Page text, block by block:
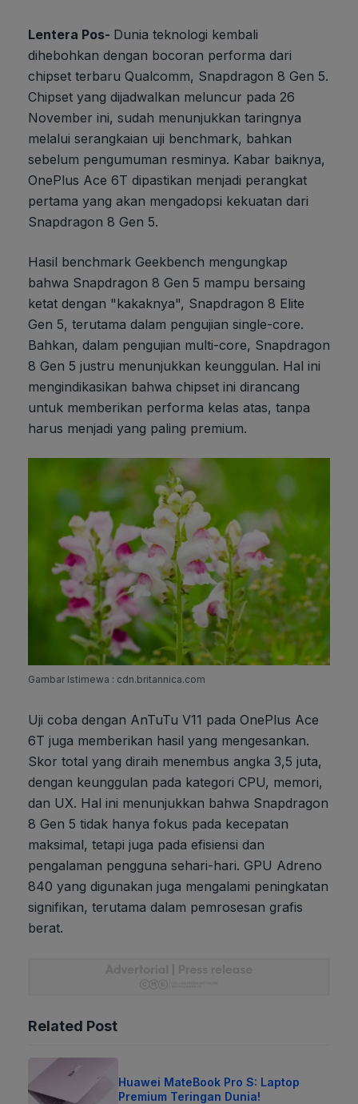
Lentera Pos- Dunia teknologi kembali
dihebohkan dengan bocoran performa dari
chipset terbaru Qualcomm, Snapdragon 8 Gen 5.
Chipset yang dijadwalkan meluncur pada 26
November ini, sudah menunjukkan taringnya
melalui serangkaian uji benchmark, bahkan
sebelum pengumuman resminya. Kabar baiknya,
OnePlus Ace 6T dipastikan menjadi perangkat
pertama yang akan mengadopsi kekuatan dari
Snapdragon 8 Gen 5.
Hasil benchmark Geekbench mengungkap
bahwa Snapdragon 8 Gen 5 mampu bersaing
ketat dengan "kakaknya", Snapdragon 8 Elite
Gen 5, terutama dalam pengujian single-core.
Bahkan, dalam pengujian multi-core, Snapdragon
8 Gen 5 justru menunjukkan keunggulan. Hal ini
mengindikasikan bahwa chipset ini dirancang
untuk memberikan performa kelas atas, tanpa
harus menjadi yang paling premium.
Gambar Istimewa : cdn.britannica.com
Uji coba dengan AnTuTu V11 pada OnePlus Ace
6T juga memberikan hasil yang mengesankan.
Skor total yang diraih menembus angka 3,5 juta,
dengan keunggulan pada kategori CPU, memori,
dan UX. Hal ini menunjukkan bahwa Snapdragon
8 Gen 5 tidak hanya fokus pada kecepatan
maksimal, tetapi juga pada efisiensi dan
pengalaman pengguna sehari-hari. GPU Adreno
840 yang digunakan juga mengalami peningkatan
signifikan, terutama dalam pemrosesan grafis
berat.
Related Post
Huawei MateBook Pro S: Laptop
Premium Teringan Dunia!